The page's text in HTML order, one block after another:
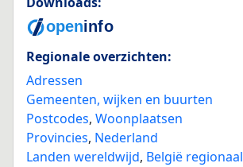
Regionale overzichten:
Adressen
Gemeenten, wijken en buurten
Postcodes, Woonplaatsen
Provincies, Nederland
Landen wereldwijd, België regionaal